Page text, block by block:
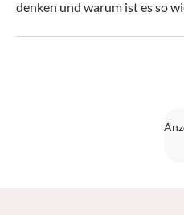
denken und warum ist es so